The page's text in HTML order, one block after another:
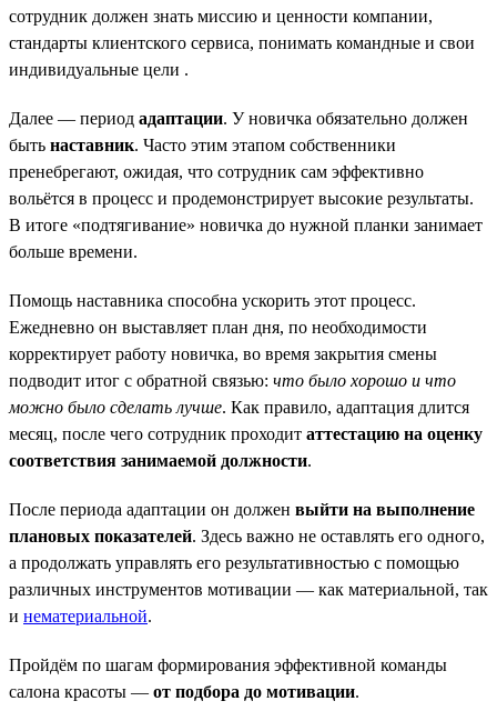
сотрудник должен знать миссию и ценности компании,
стандарты клиентского сервиса, понимать командные и свои
индивидуальные цели .
Далее — период адаптации. У новичка обязательно должен
быть наставник. Часто этим этапом собственники
пренебрегают, ожидая, что сотрудник сам эффективно
вольётся в процесс и продемонстрирует высокие результаты.
В итоге «подтягивание» новичка до нужной планки занимает
больше времени.
Помощь наставника способна ускорить этот процесс.
Ежедневно он выставляет план дня, по необходимости
корректирует работу новичка, во время закрытия смены
подводит итог с обратной связью: что было хорошо и что
можно было сделать лучше. Как правило, адаптация длится
месяц, после чего сотрудник проходит аттестацию на оценку
соответствия занимаемой должности.
После периода адаптации он должен выйти на выполнение
плановых показателей. Здесь важно не оставлять его одного,
а продолжать управлять его результативностью с помощью
различных инструментов мотивации — как материальной, так
и нематериальной.
Пройдём по шагам формирования эффективной команды
салона красоты — от подбора до мотивации.